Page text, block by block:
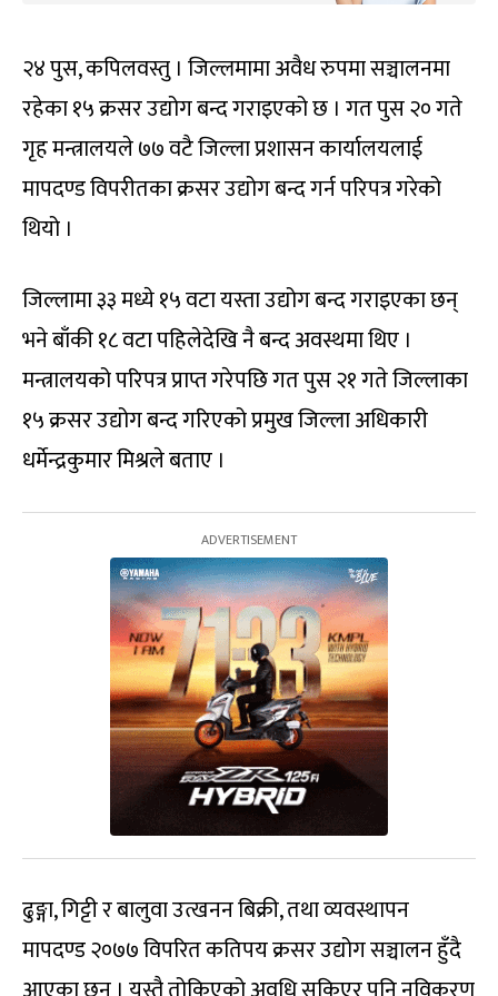
२४ पुस, कपिलवस्तु । जिल्लमामा अवैध रुपमा सञ्चालनमा
रहेका १५ क्रसर उद्योग बन्द गराइएको छ । गत पुस २० गते
गृह मन्त्रालयले ७७ वटै जिल्ला प्रशासन कार्यालयलाई
मापदण्ड विपरीतका क्रसर उद्योग बन्द गर्न परिपत्र गरेको
थियो ।
जिल्लामा ३३ मध्ये १५ वटा यस्ता उद्योग बन्द गराइएका छन्
भने बाँकी १८ वटा पहिलेदेखि नै बन्द अवस्थमा थिए ।
मन्त्रालयको परिपत्र प्राप्त गरेपछि गत पुस २१ गते जिल्लाका
१५ क्रसर उद्योग बन्द गरिएको प्रमुख जिल्ला अधिकारी
धर्मेन्द्रकुमार मिश्रले बताए ।
ढुङ्गा, गिट्टी र बालुवा उत्खनन बिक्री, तथा व्यवस्थापन
मापदण्ड २०७७ विपरित कतिपय क्रसर उद्योग सञ्चालन हुँदै